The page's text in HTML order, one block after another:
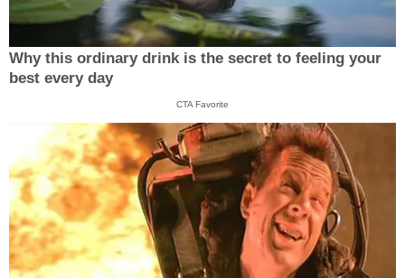
Why this ordinary drink is the secret to feeling your
best every day
CTA Favorite